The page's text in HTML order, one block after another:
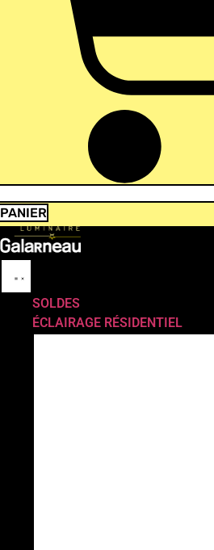
PANIER
SOLDES
ÉCLAIRAGE RÉSIDENTIEL